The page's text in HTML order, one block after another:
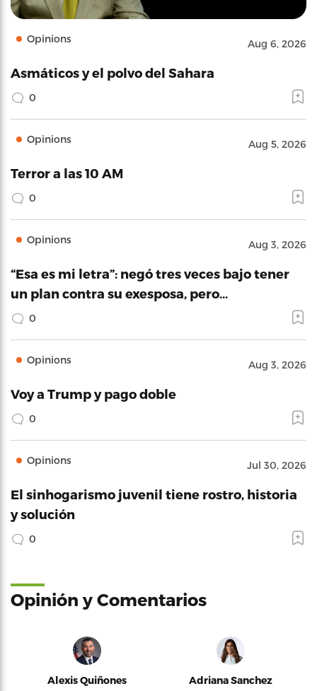
Opinions Aug 6, 2026
Asmáticos y el polvo del Sahara
0
Opinions Aug 5, 2026
Terror a las 10 AM
0
Opinions Aug 3, 2026
“Esa es mi letra”: negó tres veces bajo tener
un plan contra su exesposa, pero…
0
Opinions Aug 3, 2026
Voy a Trump y pago doble
0
Opinions Jul 30, 2026
El sinhogarismo juvenil tiene rostro, historia
y solución
0
Opinión y Comentarios
Alexis Quiñones Adriana Sanchez